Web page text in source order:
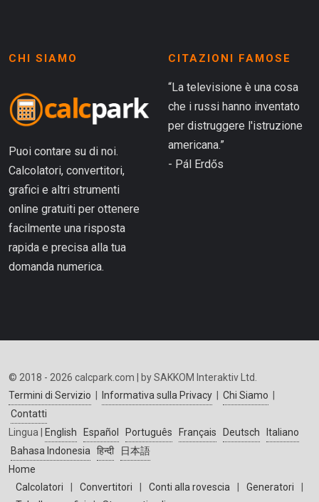
CHI SIAMO
Puoi contare su di noi.
Calcolatori, convertitori,
grafici e altri strumenti
online gratuiti per ottenere
facilmente una risposta
rapida e precisa alla tua
domanda numerica.
CITAZIONI FAMOSE
“La televisione è una cosa
che i russi hanno inventato
per distruggere l'istruzione
americana.”
- Pál Erdős
© 2018 - 2026 calcpark.com | by SAKKOM Interaktiv Ltd.
Termini di Servizio
Informativa sulla Privacy Chi Siamo
Contatti
Lingua |
English Español Português Français Deutsch
Italiano
Bahasa Indonesia
हिन्दी
日本語
Home
Calcolatori
Convertitori Conti alla rovescia Generatori